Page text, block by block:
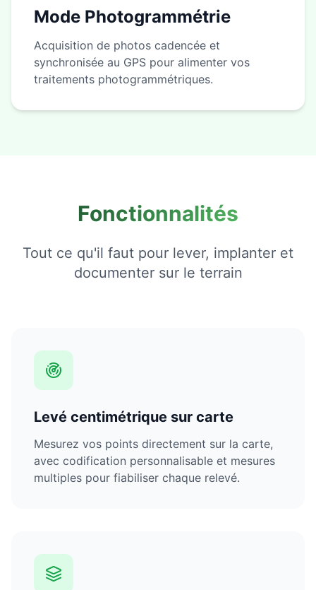
Mode Photogrammétrie
Acquisition de photos cadencée et
synchronisée au GPS pour alimenter vos
traitements photogrammétriques.
Fonctionnalités
Tout ce qu'il faut pour lever, implanter et
documenter sur le terrain
Levé centimétrique sur carte
Mesurez vos points directement sur la carte,
avec codification personnalisable et mesures
multiples pour fiabiliser chaque relevé.